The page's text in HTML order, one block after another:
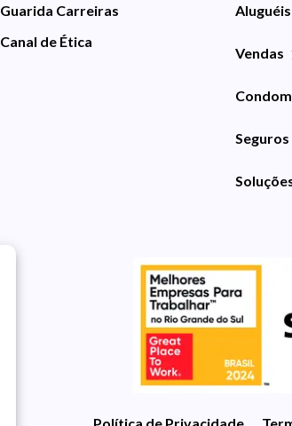
Guarida Carreiras
Canal de Ética
Aluguéis
Vendas
Seguros
Política de Privacidade